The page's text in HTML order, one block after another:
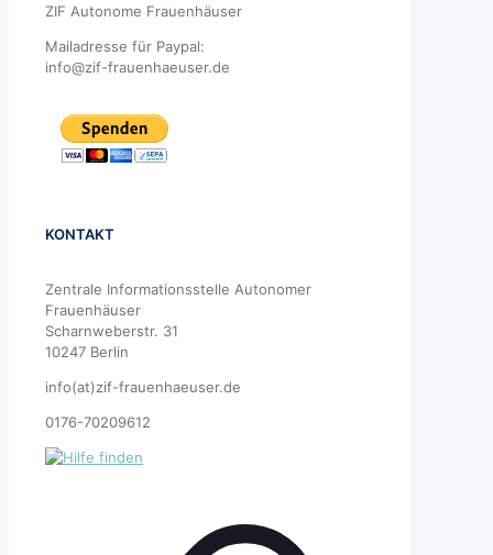
ZIF Autonome Frauenhäuser
Mailadresse für Paypal:
info@zif-frauenhaeuser.de
KONTAKT
Zentrale Informationsstelle Autonomer
Frauenhäuser
Scharnweberstr. 31
10247 Berlin
info(at)zif-frauenhaeuser.de
0176-70209612